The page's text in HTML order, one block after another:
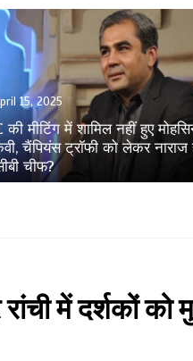
9, 2025 1 min
vs RR: पॉइंट्स टेबल में टॉप पर
हुई गुजरात टाइटंस, राजस्थान
को 58 रनों से हराया
में दर्शकों